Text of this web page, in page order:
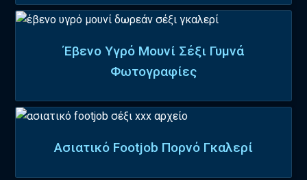
Έβενο Υγρό Μουνί Σέξι Γυμνά
Φωτογραφίες
Ασιατικό Footjob Πορνό Γκαλερί